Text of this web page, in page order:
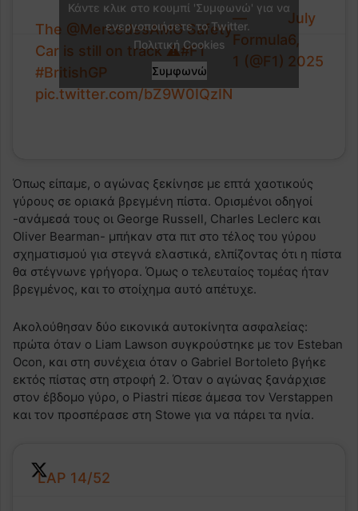
The @MercedesAMGSafety
Car is still on track ⚠️#F1
#BritishGP
pic.twitter.com/bZ9W0IQzIN
—
Formula
1 (@F1)
July
6,
2025
Κάντε κλικ στο κουμπί 'Συμφωνώ' για να
ενεργοποιήσετε το Twitter.
Πολιτική Cookies
Συμφωνώ
Όπως είπαμε, ο αγώνας ξεκίνησε με επτά χαοτικούς
γύρους σε οριακά βρεγμένη πίστα. Ορισμένοι οδηγοί
-ανάμεσά τους οι George Russell, Charles Leclerc και
Oliver Bearman- μπήκαν στα πιτ στο τέλος του γύρου
σχηματισμού για στεγνά ελαστικά, ελπίζοντας ότι η πίστα
θα στέγνωνε γρήγορα. Όμως ο τελευταίος τομέας ήταν
βρεγμένος, και το στοίχημα αυτό απέτυχε.
Ακολούθησαν δύο εικονικά αυτοκίνητα ασφαλείας:
πρώτα όταν ο Liam Lawson συγκρούστηκε με τον Esteban
Ocon, και στη συνέχεια όταν ο Gabriel Bortoleto βγήκε
εκτός πίστας στη στροφή 2. Όταν ο αγώνας ξανάρχισε
στον έβδομο γύρο, ο Piastri πίεσε άμεσα τον Verstappen
και τον προσπέρασε στη Stowe για να πάρει τα ηνία.
LAP 14/52